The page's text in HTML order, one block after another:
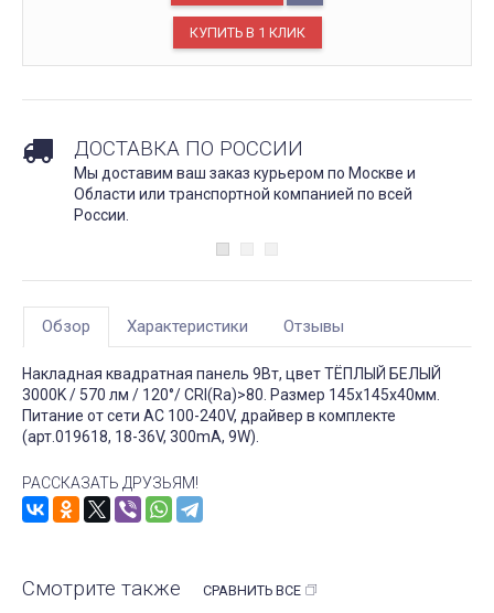
ДОСТАВКА ПО РОССИИ
Мы доставим ваш заказ курьером по Москве и
Области или транспортной компанией по всей
России.
Обзор Характеристики Отзывы
Накладная квадратная панель 9Вт, цвет ТЁПЛЫЙ БЕЛЫЙ
3000K / 570 лм / 120°/ CRI(Ra)>80. Размер 145x145x40мм.
Питание от сети AC 100-240V, драйвер в комплекте
(арт.019618, 18-36V, 300mA, 9W).
РАССКАЗАТЬ ДРУЗЬЯМ!
Смотрите также СРАВНИТЬ ВСЕ